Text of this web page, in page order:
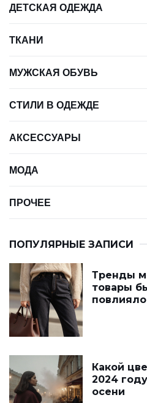
ДЕТСКАЯ ОДЕЖДА
ТКАНИ
МУЖСКАЯ ОБУВЬ
СТИЛИ В ОДЕЖДЕ
АКСЕССУАРЫ
МОДА
ПРОЧЕЕ
ПОПУЛЯРНЫЕ ЗАПИСИ
Тренды
товары
Какой
2024
осени